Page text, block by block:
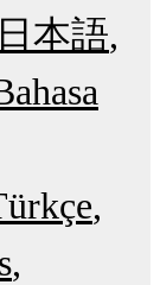
日本語